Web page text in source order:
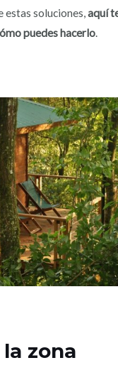
estas soluciones,aquí
puedes hacerlo.
zona